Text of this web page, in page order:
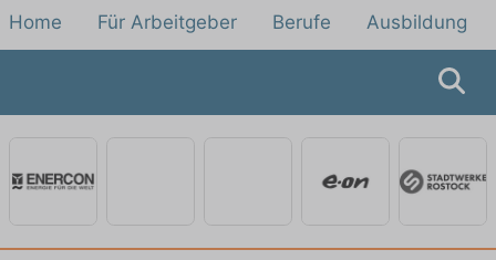
Home Für Arbeitgeber Berufe Ausbildung